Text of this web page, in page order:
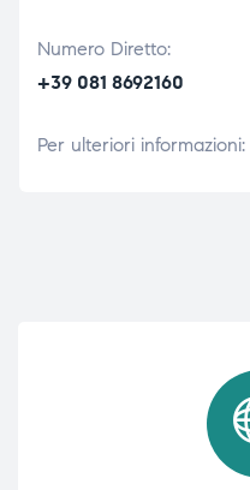
Numero Diretto:
+39 081 8692160
Per ulteriori informazioni: